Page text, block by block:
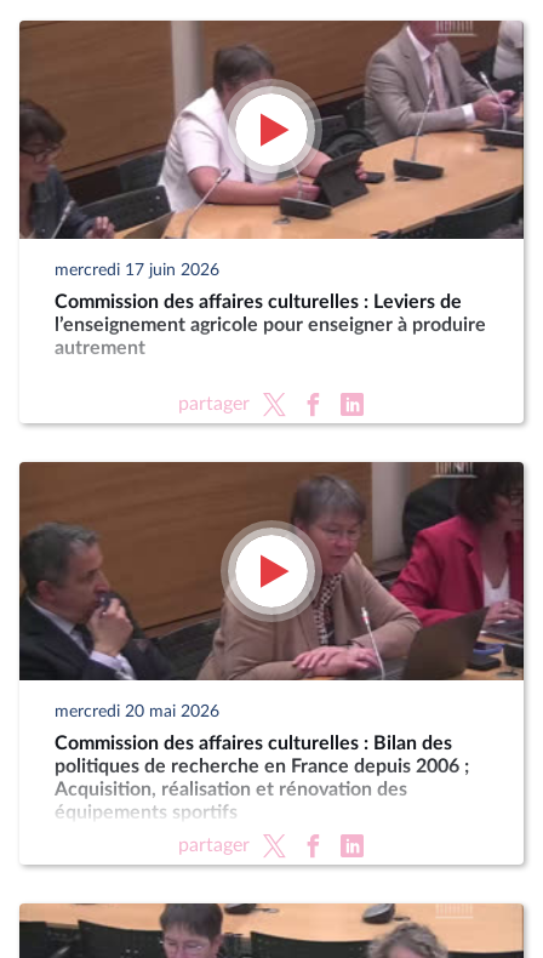
mercredi 17 juin 2026
Commission des affaires culturelles : Leviers de
l’enseignement agricole pour enseigner à produire
autrement
partager
mercredi 20 mai 2026
Commission des affaires culturelles : Bilan des
politiques de recherche en France depuis 2006 ;
Acquisition, réalisation et rénovation des
équipements sportifs
partager